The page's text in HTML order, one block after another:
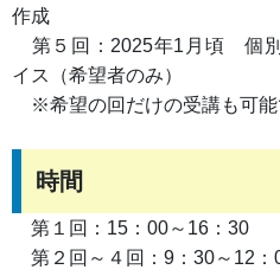
作成
第５回：2025年1月頃 個
イス（希望者のみ）
※希望の回だけの受講も可能
時間
第１回：15：00～16：30
第２回～４回：9：30～12